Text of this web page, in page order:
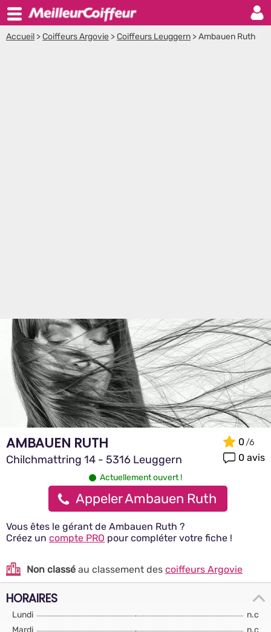
Accueil >Coiffeurs Argovie >Coiffeurs Leuggern >Ambauen Ruth
AMBAUEN RUTH
Chilchmattring 14 - 5316 Leuggern
0
0 avis
Actuellement ouvert !
Appeler Ambauen Ruth
Vous êtes le gérant de Ambauen Ruth ?
Créez un compte PRO pour compléter votre fiche !
Non classé au classement des coiffeurs Argovie
HORAIRES
Lundi
n.c
Mardi
n.c